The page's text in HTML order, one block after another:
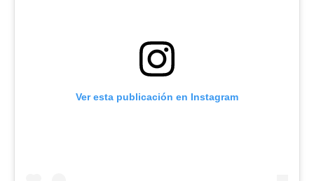
Ver esta publicación en Instagram